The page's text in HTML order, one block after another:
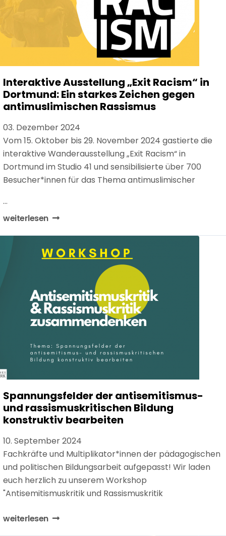
Interaktive Ausstellung „Exit Racism“ in
Dortmund: Ein starkes Zeichen gegen
antimuslimischen Rassismus
03. Dezember 2024
Vom 15. Oktober bis 29. November 2024 gastierte die
interaktive Wanderausstellung „Exit Racism“ in
Dortmund im Studio 41 und sensibilisierte über 700
Besucher*innen für das Thema antimuslimischer
...
weiterlesen
Spannungsfelder der antisemitismus-
und rassismuskritischen Bildung
konstruktiv bearbeiten
10. September 2024
Fachkräfte und Multiplikator*innen der pädagogischen
und politischen Bildungsarbeit aufgepasst! Wir laden
euch herzlich zu unserem Workshop
"Antisemitismuskritik und Rassismuskritik
weiterlesen